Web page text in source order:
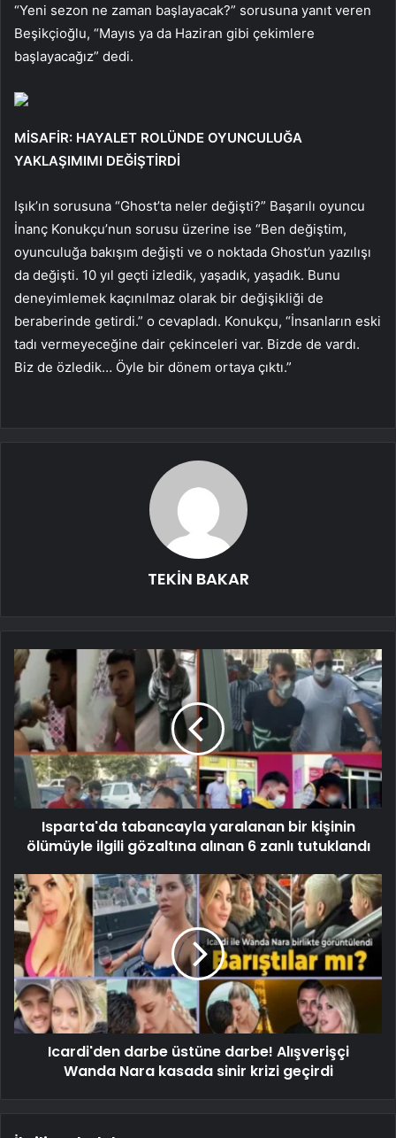
“Yeni sezon ne zaman başlayacak?” sorusuna yanıt veren
Beşikçioğlu, “Mayıs ya da Haziran gibi çekimlere
başlayacağız” dedi.
MİSAFİR: HAYALET ROLÜNDE OYUNCULUĞA
YAKLAŞIMIMI DEĞİŞTİRDİ
Işık’ın sorusuna “Ghost’ta neler değişti?” Başarılı oyuncu
İnanç Konukçu’nun sorusu üzerine ise “Ben değiştim,
oyunculuğa bakışım değişti ve o noktada Ghost’un yazılışı
da değişti. 10 yıl geçti izledik, yaşadık, yaşadık. Bunu
deneyimlemek kaçınılmaz olarak bir değişikliği de
beraberinde getirdi.” o cevapladı. Konukçu, “İnsanların eski
tadı vermeyeceğine dair çekinceleri var. Bizde de vardı.
Biz de özledik… Öyle bir dönem ortaya çıktı.”
TEKİN BAKAR
Isparta'da tabancayla yaralanan bir kişinin
ölümüyle ilgili gözaltına alınan 6 zanlı tutuklandı
Icardi'den darbe üstüne darbe! Alışverişçi
Wanda Nara kasada sinir krizi geçirdi